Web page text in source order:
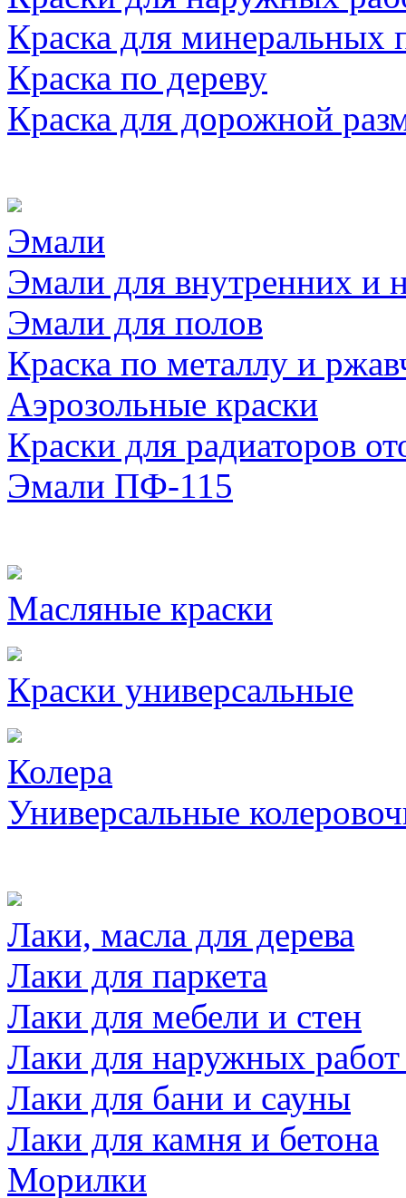
Краска для минеральных
Краска по дереву
Краска для дорожной
Эмали
Эмали для внутренних и
Эмали для полов
Краска по металлу и
Аэрозольные краски
Краски для радиаторов
Эмали ПФ-115
Масляные краски
Краски универсальные
Колера
Универсальные
Лаки, масла для дерева
Лаки для паркета
Лаки для мебели и стен
Лаки для наружных
Лаки для бани и сауны
Лаки для камня и бетона
Морилки